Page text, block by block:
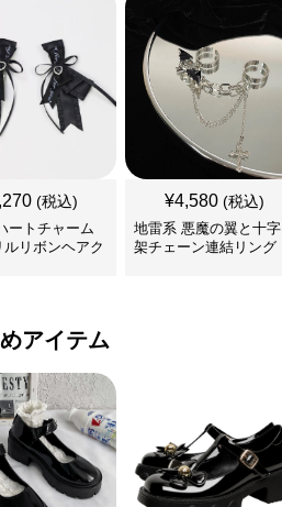
(税込)
ートチャーム
リボンヘアク
¥4,580 (税込)
地雷系 悪魔の翼と十字
架チェーン連結リング
アイテム